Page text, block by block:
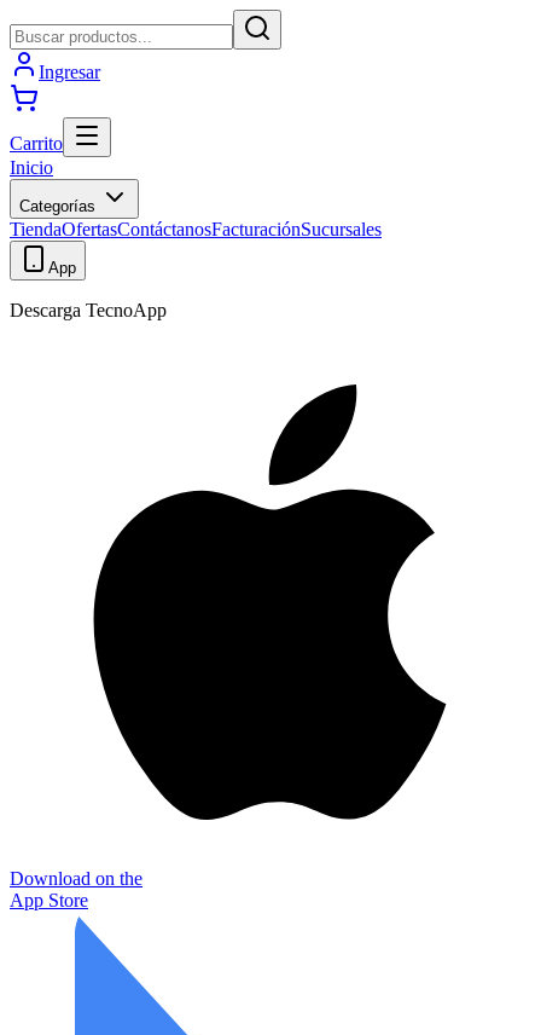
Ingresar
Carrito
Inicio
Categorías
TiendaOfertasContáctanosFacturaciónSucursales
App
Descarga TecnoApp
Download on the
App Store